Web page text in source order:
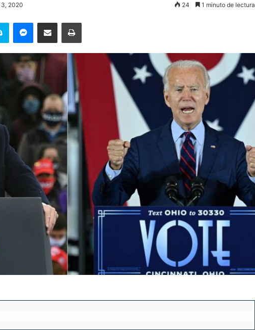
3, 2020 24 1 minuto de lectura
Skype MessengerCompartir por correo electrónicoImprimir